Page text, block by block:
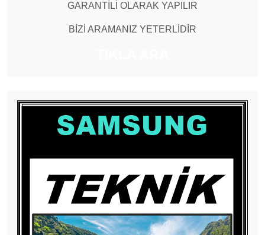
GARANTİLİ OLARAK YAPILIR
BİZİ ARAMANIZ YETERLİDİR